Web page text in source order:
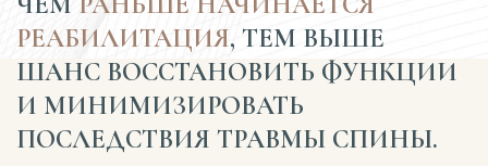
РЕАБИЛИТАЦИЯ, ТЕМ ВЫШЕ
ШАНС ВОССТАНОВИТЬ ФУНКЦИИ
И МИНИМИЗИРОВАТЬ
ПОСЛЕДСТВИЯ ТРАВМЫ СПИНЫ.